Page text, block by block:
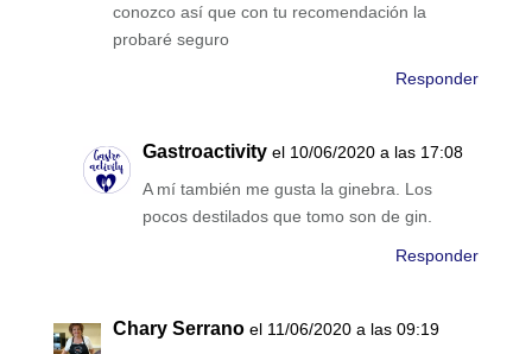
conozco así que con tu recomendación la
probaré seguro
Responder
Gastroactivity el 10/06/2020 a las 17:08
A mí también me gusta la ginebra. Los
pocos destilados que tomo son de gin.
Responder
Chary Serrano el 11/06/2020 a las 09:19